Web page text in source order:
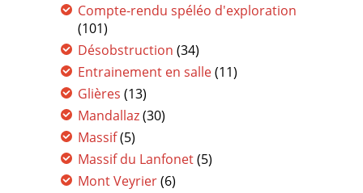
Compte-rendu spéléo d'exploration
(101)
Désobstruction (34)
Entrainement en salle(11)
Glières (13)
Mandallaz(30)
Massif(5)
Massif du Lanfonet(5)
Mont Veyrier(6)